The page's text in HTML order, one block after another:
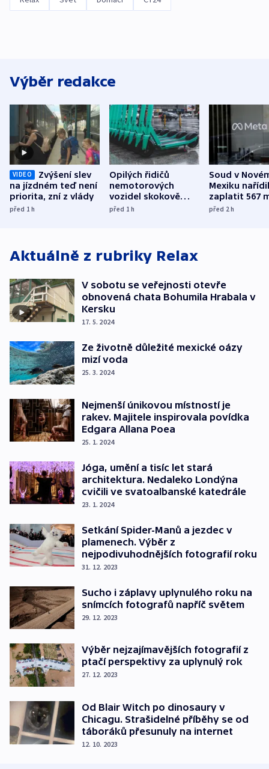
Výběr redakce
VIDEO
Zvýšení slev
na jízdném teď není
priorita, zní z vlády
před 1h
Opilých řidičů
nemotorových
vozidel skokově
přibylo, nejvíc ve
před 1h
Soud v
Mexiku
zaplatit 567
dolarů kvůli
před 2h
Aktuálně z rubriky Relax
V sobotu se veřejnosti otevře
obnovená chata Bohumila Hrabala v
Kersku
17. 5. 2024
Ze životně důležité mexické oázy
mizí voda
25. 3. 2024
Nejmenší únikovou místností je
rakev. Majitele inspirovala povídka
Edgara Allana Poea
25. 1. 2024
Jóga, umění a tisíc let stará
architektura. Nedaleko Londýna
cvičili ve svatoalbanské katedrále
23. 1. 2024
Setkání Spider-Manů a jezdec v
plamenech. Výběr z
nejpodivuhodnějších fotografií roku
31. 12. 2023
Sucho i záplavy uplynulého roku na
snímcích fotografů napříč světem
29. 12. 2023
Výběr nejzajímavějších fotografií z
ptačí perspektivy za uplynulý rok
27. 12. 2023
Od Blair Witch po dinosaury v
Chicagu. Strašidelné příběhy se od
táboráků přesunuly na internet
12. 10. 2023